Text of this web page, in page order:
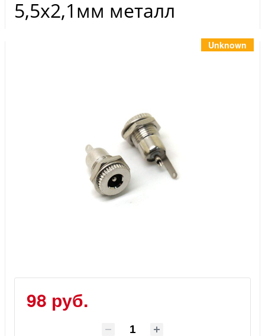
Материалы
5,5х2,1мм металл
Unknown
98 руб.